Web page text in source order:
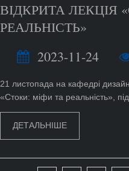
ВІДКРИТА ЛЕКЦІЯ
РЕАЛЬНІСТЬ»
2023-11-24
21 листопада на кафедрі
«Стоки: міфи та реальність»,
ДЕТАЛЬНІШЕ